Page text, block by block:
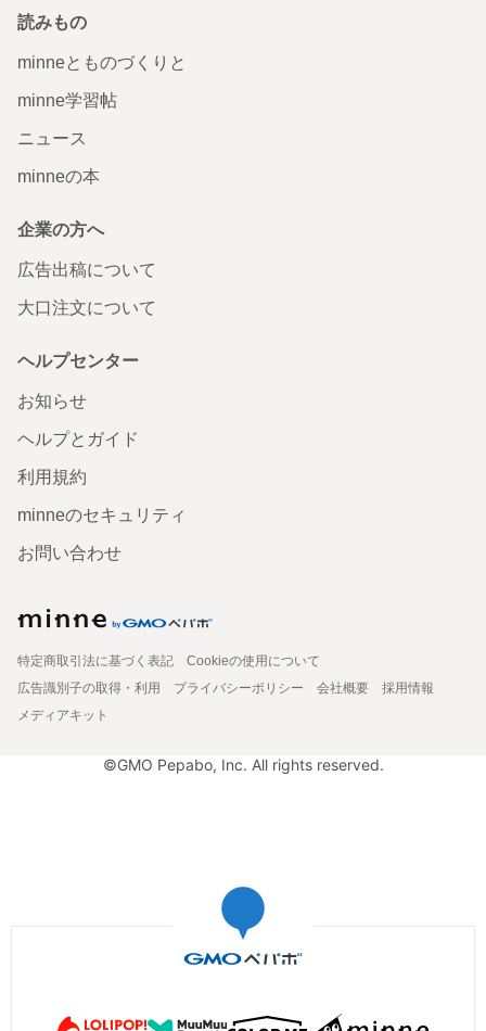
読みもの
minneとものづくりと
minne学習帖
ニュース
minneの本
企業の方へ
広告出稿について
大口注文について
ヘルプセンター
お知らせ
ヘルプとガイド
利用規約
minneのセキュリティ
お問い合わせ
特定商取引法に基づく表記
Cookieの使用について
広告識別子の取得・利用
プライバシーポリシー 会社概要
採用情報
メディアキット
©GMO Pepabo, Inc. All rights reserved.